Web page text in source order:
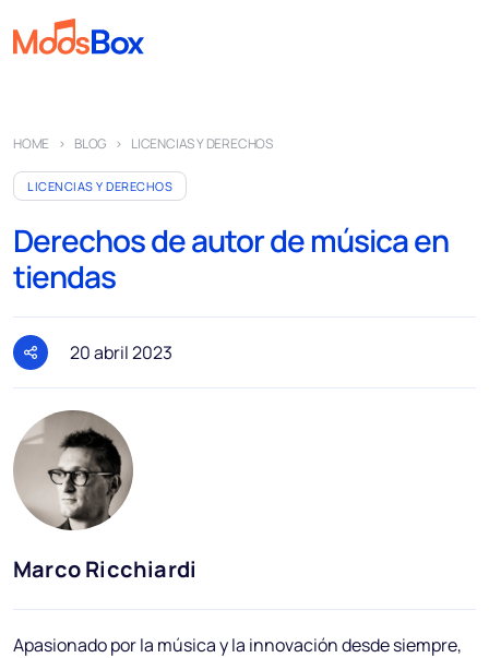
Playlist
Anuncios
Sectores
Precios
Sobre nosotros
Socios
Cómo funciona
Licencia
Blog
Podcast
HOME BLOG LICENCIAS Y DERECHOS
LICENCIAS Y DERECHOS
Derechos de autor de música en
tiendas
20 abril 2023
Marco Ricchiardi
Apasionado por la música y la innovación desde siempre,